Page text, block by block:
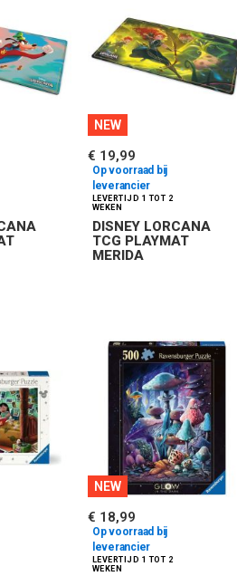
NEW
DISNEY LORCANA
TCG PLAYMAT
MERIDA
€ 19,99
Op voorraad bij
leverancier
NEW
€ 18,99
Op voorraad bij
leverancier